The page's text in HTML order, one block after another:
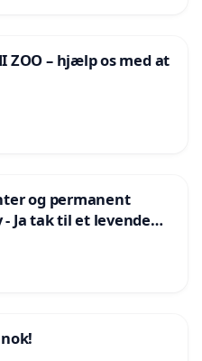
ZOO – hjælp os med at
og permanent
Ja tak til et levende